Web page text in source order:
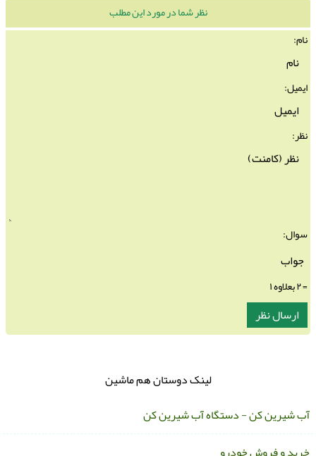
نظر شما در مورد این مطلب
نام:
ایمیل:
نظر:
سوال:
لینک دوستان هم ماشین
شیرین کن - دستگاه آب شیرین کن